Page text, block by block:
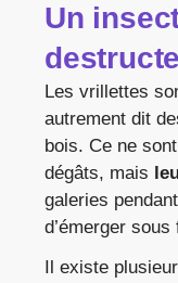
Un
Les vrillettes
autrement dit
bois. Ce ne
dégâts, mais
galeries
d’émerger
Il existe